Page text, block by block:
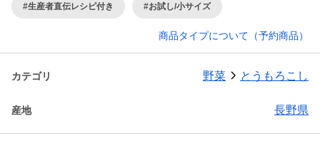
#生産者直伝レシピ付き #お試し/小サイズ
商品タイプについて（予約商品）
カテゴリ 野菜 とうもろこし
産地 長野県